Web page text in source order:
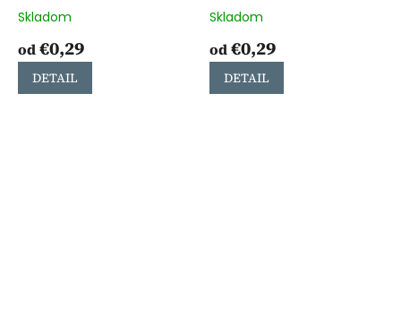
Skladom
od€0,29
DETAIL
Skladom
od€0,29
DETAIL